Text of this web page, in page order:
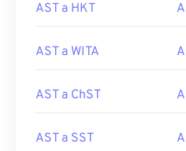
AST a HKT
AST a WITA
AST a ChST
AST a SST